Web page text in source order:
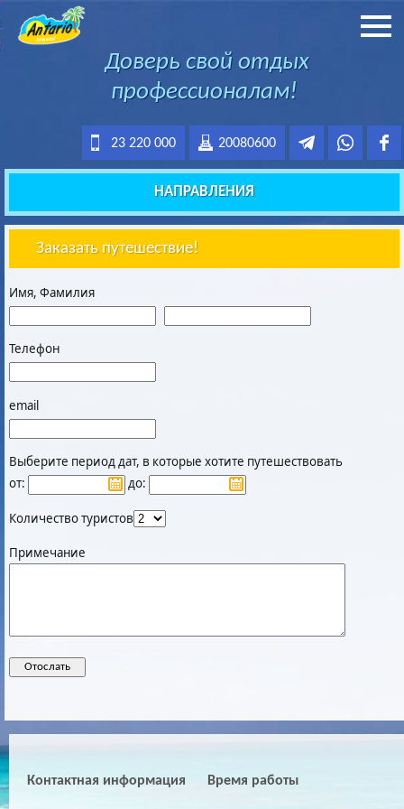
Доверь свой отдых
профессионалам!
20080600
23 220 000
НАПРАВЛЕНИЯ
Заказать путешествие!
Имя, Фамилия
Телефон
email
Выберите период дат, в которые хотите путешествовать
от:
до:
Количество туристов
Примечание
Контактная информация Время работы